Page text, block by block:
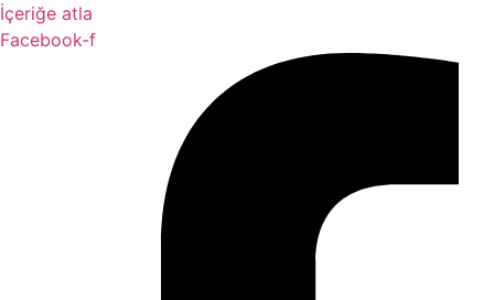
İçeriğe atla
Facebook-f